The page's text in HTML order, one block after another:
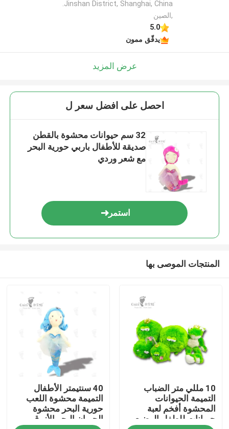
بيت
منتجات
,الصين
5.0
يدقّق ممون
عرض المزيد
احصل على افضل سعر ل
32 سم حيوانات محشوة بالقطن
صديقة للأطفال باربي حورية البحر
مع شعر وردي
استمر
المنتجات الموصى بها
10 مللي متر الضباب
التميمة الحيوانات
المحشوة أفخم لعبة
حيوانات للطفل الرضيع
40 سنتيمتر الأطفال
التميمة محشوة اللعب
حورية البحر محشوة
الحيوان البحر الأزرق